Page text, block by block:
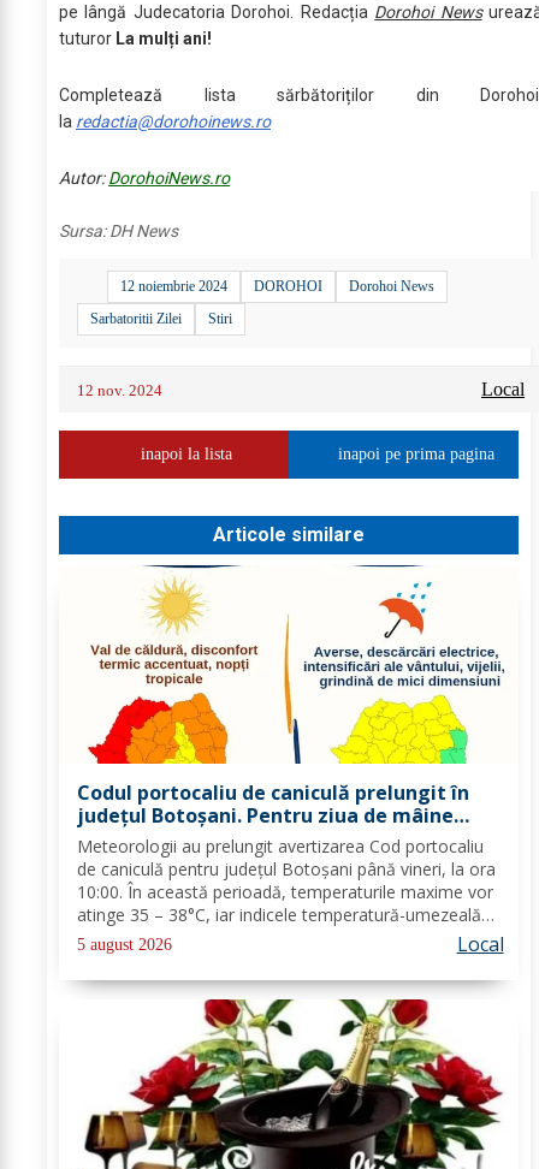
pe lângă Judecatoria Dorohoi. Redacția Dorohoi News
tuturor La mulți ani!
Completează lista sărbătoriților din
la redactia@dorohoinews.ro
Autor:DorohoiNews.ro
Sursa:DH News
12 noiembrie 2024 DOROHOI
Dorohoi News
Sarbatoritii Zilei
Stiri
12 nov. 2024 Local
inapoi la lista inapoi pe prima pagina
Articole similare
Codul portocaliu de caniculă prelungit în
județul Botoșani. Pentru ziua de mâine
sunt prognozate și furtuni
Meteorologii au prelungit avertizarea Cod portocaliu
de caniculă pentru județul Botoșani până vineri, la ora
10:00. În această perioadă, temperaturile maxime vor
atinge 35 – 38°C, iar indicele temperatură-umezeală
va depăși pragul critic de 80 de unități. Nopțile vor
rămâne tropicale, cu minime...
5 august 2026 Local